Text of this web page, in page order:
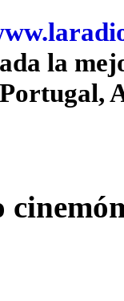
la
Portugal,